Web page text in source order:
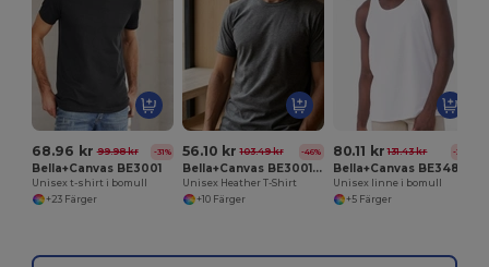
68.96 kr 99.98 kr -31%
Bella+Canvas BE3001
Unisex t-shirt i bomull
+23 Färger
56.10 kr 103.49 kr -46%
Bella+Canvas BE3001CVC
Unisex Heather T-Shirt
+10 Färger
80.11 kr 131.43 kr -39%
Bella+Canvas BE3480
Unisex linne i bomull
+5 Färger